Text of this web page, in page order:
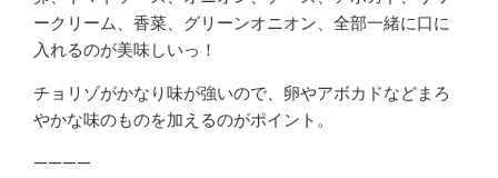
ークリーム、香菜、グリーンオニオン、全部一緒に口に
入れるのが美味しいっ！
チョリゾがかなり味が強いので、卵やアボカドなどまろ
やかな味のものを加えるのがポイント。
————